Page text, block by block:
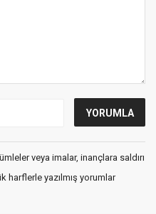
veya imalar, inançlara saldırı
harflerle yazılmış yorumlar